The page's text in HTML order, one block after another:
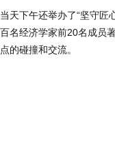
当天下午还举办了“坚守
百名经济学家前20名成员
点的碰撞和交流。